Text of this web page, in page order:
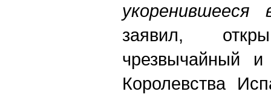
заявил,
чрезвычайный
Королевства